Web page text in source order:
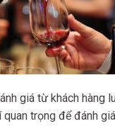
giá từ khách hàng
quan trọng để đánh